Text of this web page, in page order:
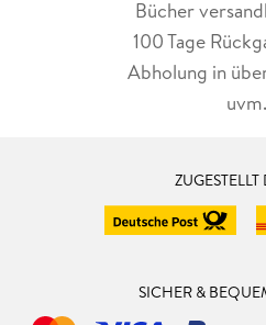
Bücher
100 Tage
Abholung in
uvm.
SICHER &